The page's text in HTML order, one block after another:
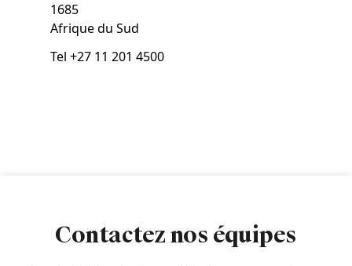
1685
Afrique du Sud
Tel +27 11 201 4500
Contactez nos équipes